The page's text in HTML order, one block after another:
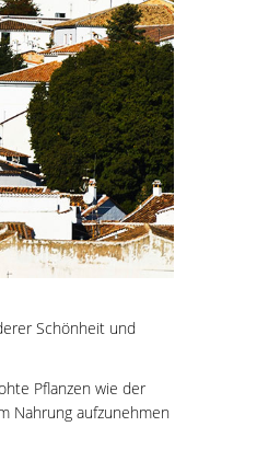
Schönheit und
Pflanzen wie der
Nahrung aufzunehmen